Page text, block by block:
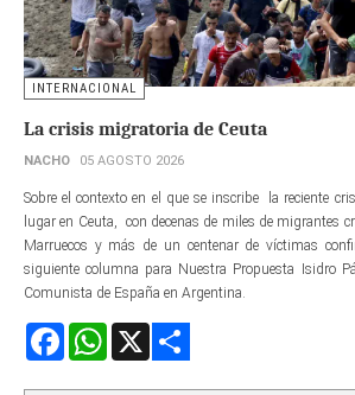
INTERNACIONAL
La crisis migratoria de Ceuta
NACHO 05 AGOSTO 2026
Sobre el contexto en el que se inscribe la reciente
lugar en Ceuta, con decenas de miles de migrantes
Marruecos y más de un centenar de víctimas
siguiente columna para Nuestra Propuesta Isidro
Comunista de España en Argentina.
FacebookWhatsApp